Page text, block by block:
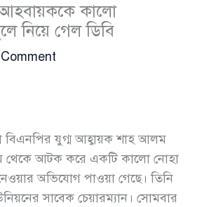
আহবায়ককে কালো
নিয়ে গেল ডিবি
যুগ্ম আহ্বায়ক শাহ আলম
থেকে আটক করে একটি কালো নোহা
অভিযোগ পাওয়া গেছে। তিনি
সাবেক চেয়ারম্যান। সোমবার